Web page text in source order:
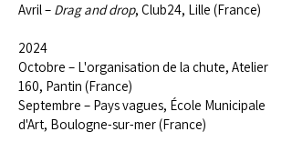
Avril – Drag and drop, Club24, Lille (France)
2024
Octobre – L'organisation de la chute, Atelier
160, Pantin (France)
Septembre – Pays vagues, École Municipale
d'Art, Boulogne-sur-mer (France)